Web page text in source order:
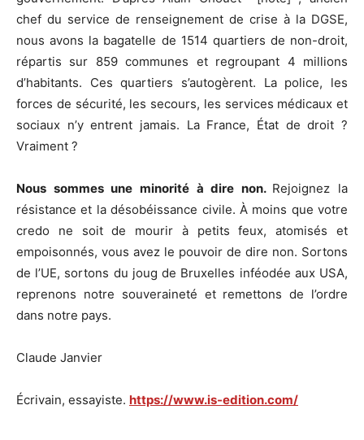
chef du service de renseignement de crise à la DGSE,
nous avons la bagatelle de 1514 quartiers de non-droit,
répartis sur 859 communes et regroupant 4 millions
d’habitants. Ces quartiers s’autogèrent. La police, les
forces de sécurité, les secours, les services médicaux et
sociaux n’y entrent jamais. La France, État de droit ?
Vraiment ?
Nous sommes une minorité à dire non. Rejoignez la
résistance et la désobéissance civile. À moins que votre
credo ne soit de mourir à petits feux, atomisés et
empoisonnés, vous avez le pouvoir de dire non. Sortons
de l’UE, sortons du joug de Bruxelles inféodée aux USA,
reprenons notre souveraineté et remettons de l’ordre
dans notre pays.
Claude Janvier
Écrivain, essayiste. https://www.is-edition.com/